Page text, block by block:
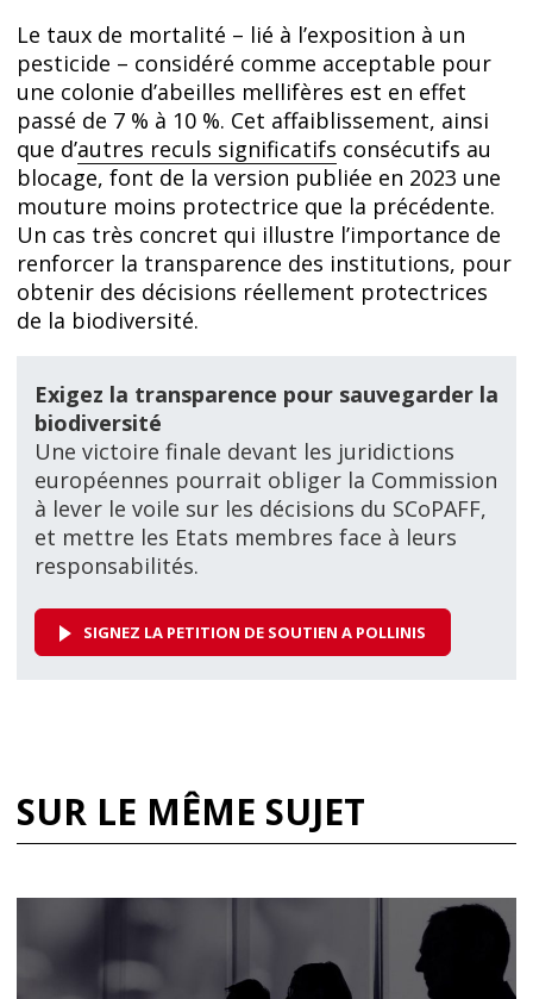
Le taux de mortalité – lié à l’exposition à un
pesticide – considéré comme acceptable pour
une colonie d’abeilles mellifères est en effet
passé de 7 % à 10 %. Cet affaiblissement, ainsi
que d’autres reculs significatifs consécutifs au
blocage, font de la version publiée en 2023 une
mouture moins protectrice que la précédente.
Un cas très concret qui illustre l’importance de
renforcer la transparence des institutions, pour
obtenir des décisions réellement protectrices
de la biodiversité.
Exigez la transparence pour sauvegarder la
biodiversité
Une victoire finale devant les juridictions
européennes pourrait obliger la Commission
à lever le voile sur les décisions du SCoPAFF,
et mettre les Etats membres face à leurs
responsabilités.
SIGNEZ LA PETITION DE SOUTIEN A POLLINIS
SUR LE MÊME SUJET